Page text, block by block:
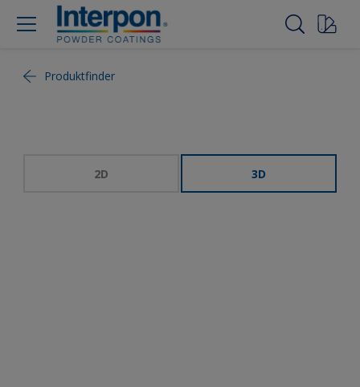
Produktfinder
2D 3D